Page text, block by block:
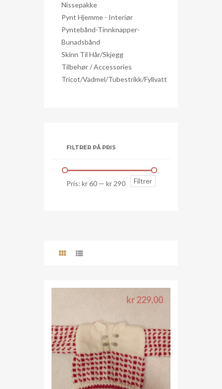
Nissepakke
Pynt Hjemme - Interiør
Pyntebånd-Tinnknapper-
Bunadsbånd
Skinn Til Hår/skjegg
Tilbehør / Accessories
Tricot/Vadmel/Tubestrikk/Fyllvatt
FILTRER PÅ PRIS
Min.
pris
Makspris
Filtrer
Pris: kr 60 — kr 290
kr229,00